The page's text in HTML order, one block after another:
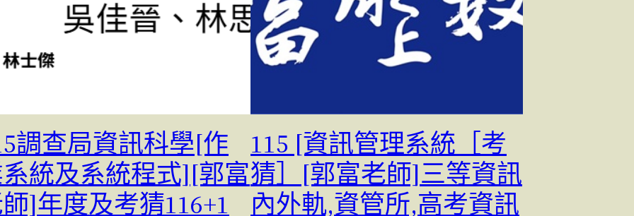
調查局資訊科學[作
統及系統程式][郭富
]年度及考猜116+1
115 [資訊管理系統［考
猜］[郭富老師]三等資訊
內外軌,資管所,高考資訊